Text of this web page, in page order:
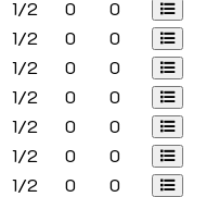
1/2 0
0
1/2 0
0
1/2 0
0
1/2 0
0
1/2 0
0
1/2 0
0
1/2 0
0